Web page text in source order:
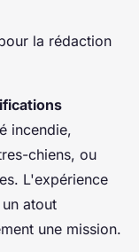
la rédaction
incendie,
chiens, ou
L'expérience
atout
une mission.